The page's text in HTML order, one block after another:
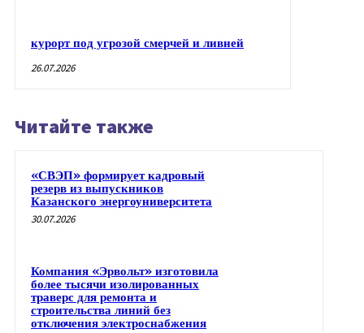
курорт под угрозой смерчей и ливней
26.07.2026
Читайте также
«СВЭП» формирует кадровый
резерв из выпускников
Казанского энергоуниверситета
30.07.2026
Компания «Эрвольт» изготовила
более тысячи изолированных
траверс для ремонта и
строительства линий без
отключения электроснабжения